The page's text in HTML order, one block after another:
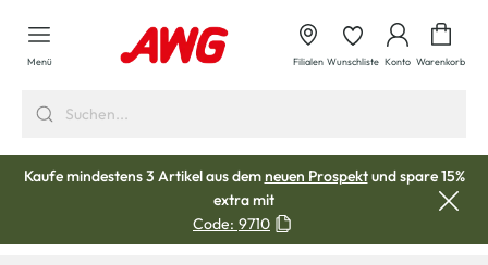
springen
Menü Filialen Wunschliste Konto Warenkorb
Kaufe mindestens 3 Artikel aus demneuen Prospektund spare 15%
extra mit
Code: 9710